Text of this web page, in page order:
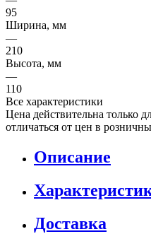
95
Ширина, мм
—
210
Высота, мм
—
110
Все характеристики
Цена действительна только
отличаться от цен в
Описание
Доставка